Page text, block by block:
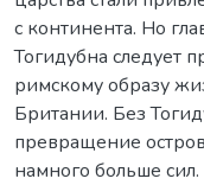
с континента. Но
Тогидубна следует
римскому образу
Британии. Без
превращение
намного больше сил.